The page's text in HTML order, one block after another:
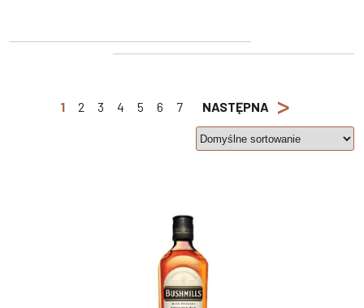
1 2 3 4 5 6 7 NASTĘPNA >